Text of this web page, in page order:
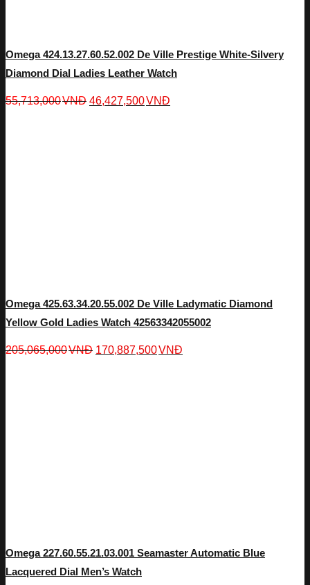
Omega 424.13.27.60.52.002 De Ville Prestige White-Silvery
Diamond Dial Ladies Leather Watch
55,713,000VNĐ 46,427,500VNĐ
Omega 425.63.34.20.55.002 De Ville Ladymatic Diamond
Yellow Gold Ladies Watch 42563342055002
205,065,000VNĐ 170,887,500VNĐ
Omega 227.60.55.21.03.001 Seamaster Automatic Blue
Lacquered Dial Men’s Watch